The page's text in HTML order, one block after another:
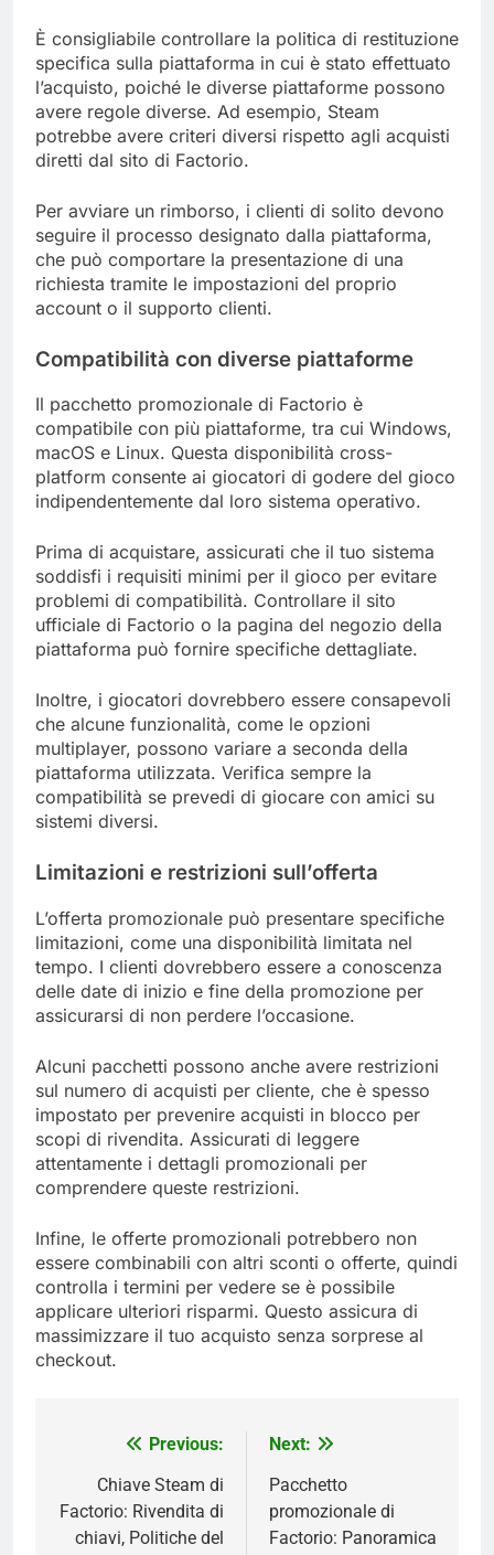
È consigliabile controllare la politica di restituzione
specifica sulla piattaforma in cui è stato effettuato
l’acquisto, poiché le diverse piattaforme possono
avere regole diverse. Ad esempio, Steam
potrebbe avere criteri diversi rispetto agli acquisti
diretti dal sito di Factorio.
Per avviare un rimborso, i clienti di solito devono
seguire il processo designato dalla piattaforma,
che può comportare la presentazione di una
richiesta tramite le impostazioni del proprio
account o il supporto clienti.
Compatibilità con diverse piattaforme
Il pacchetto promozionale di Factorio è
compatibile con più piattaforme, tra cui Windows,
macOS e Linux. Questa disponibilità cross-
platform consente ai giocatori di godere del gioco
indipendentemente dal loro sistema operativo.
Prima di acquistare, assicurati che il tuo sistema
soddisfi i requisiti minimi per il gioco per evitare
problemi di compatibilità. Controllare il sito
ufficiale di Factorio o la pagina del negozio della
piattaforma può fornire specifiche dettagliate.
Inoltre, i giocatori dovrebbero essere consapevoli
che alcune funzionalità, come le opzioni
multiplayer, possono variare a seconda della
piattaforma utilizzata. Verifica sempre la
compatibilità se prevedi di giocare con amici su
sistemi diversi.
Limitazioni e restrizioni sull’offerta
L’offerta promozionale può presentare specifiche
limitazioni, come una disponibilità limitata nel
tempo. I clienti dovrebbero essere a conoscenza
delle date di inizio e fine della promozione per
assicurarsi di non perdere l’occasione.
Alcuni pacchetti possono anche avere restrizioni
sul numero di acquisti per cliente, che è spesso
impostato per prevenire acquisti in blocco per
scopi di rivendita. Assicurati di leggere
attentamente i dettagli promozionali per
comprendere queste restrizioni.
Infine, le offerte promozionali potrebbero non
essere combinabili con altri sconti o offerte, quindi
controlla i termini per vedere se è possibile
applicare ulteriori risparmi. Questo assicura di
massimizzare il tuo acquisto senza sorprese al
checkout.
navigation
Previous:
Chiave Steam di
Factorio: Rivendita di
chiavi, Politiche del
Next:
Pacchetto
promozionale di
Factorio: Panoramica